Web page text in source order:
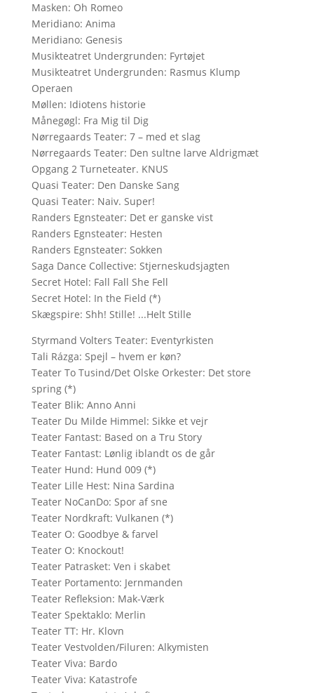
Masken: Oh Romeo
Meridiano: Anima
Meridiano: Genesis
Musikteatret Undergrunden: Fyrtøjet
Musikteatret Undergrunden: Rasmus Klump
Operaen
Møllen: Idiotens historie
Månegøgl: Fra Mig til Dig
Nørregaards Teater: 7 – med et slag
Nørregaards Teater: Den sultne larve Aldrigmæt
Opgang 2 Turneteater. KNUS
Quasi Teater: Den Danske Sang
Quasi Teater: Naiv. Super!
Randers Egnsteater: Det er ganske vist
Randers Egnsteater: Hesten
Randers Egnsteater: Sokken
Saga Dance Collective: Stjerneskudsjagten
Secret Hotel: Fall Fall She Fell
Secret Hotel: In the Field (*)
Skægspire: Shh! Stille! ...Helt Stille
Styrmand Volters Teater: Eventyrkisten
Tali Rázga: Spejl – hvem er køn?
Teater To Tusind/Det Olske Orkester: Det store
spring (*)
Teater Blik: Anno Anni
Teater Du Milde Himmel: Sikke et vejr
Teater Fantast: Based on a Tru Story
Teater Fantast: Lønlig iblandt os de går
Teater Hund: Hund 009 (*)
Teater Lille Hest: Nina Sardina
Teater NoCanDo: Spor af sne
Teater Nordkraft: Vulkanen (*)
Teater O: Goodbye & farvel
Teater O: Knockout!
Teater Patrasket: Ven i skabet
Teater Portamento: Jernmanden
Teater Refleksion: Mak-Værk
Teater Spektaklo: Merlin
Teater TT: Hr. Klovn
Teater Vestvolden/Filuren: Alkymisten
Teater Viva: Bardo
Teater Viva: Katastrofe